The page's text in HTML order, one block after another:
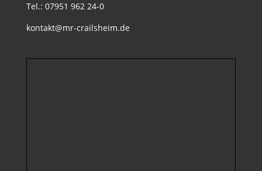
Tel.: 07951 962 24-0
kontakt@mr-crailsheim.de